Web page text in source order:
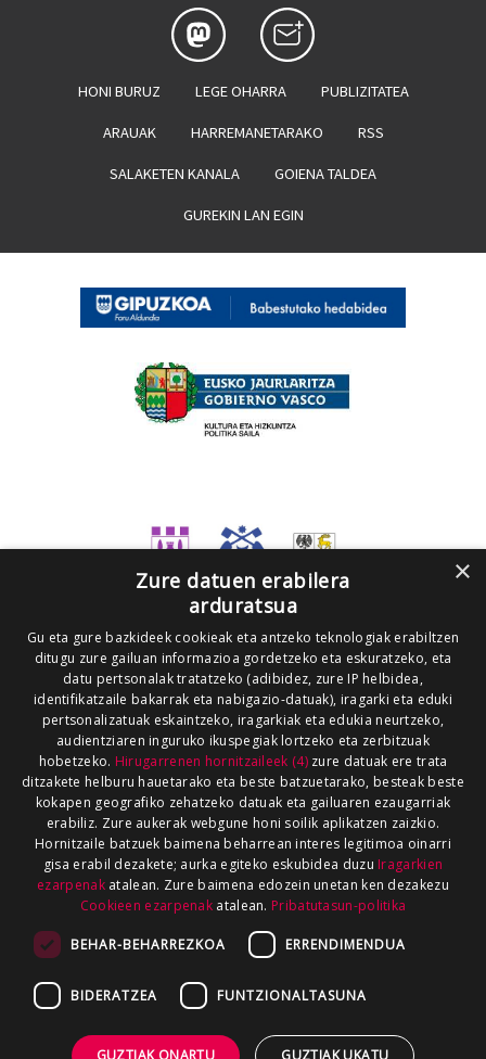
HONI BURUZ LEGE OHARRA PUBLIZITATEA
ARAUAK HARREMANETARAKO RSS
SALAKETEN KANALA GOIENA TALDEA
GUREKIN LAN EGIN
×
Zure datuen erabilera
arduratsua
Gu eta gure bazkideek cookieak eta antzeko teknologiak erabiltzen
ditugu zure gailuan informazioa gordetzeko eta eskuratzeko, eta
datu pertsonalak tratatzeko (adibidez, zure IP helbidea,
identifikatzaile bakarrak eta nabigazio-datuak), iragarki eta eduki
pertsonalizatuak eskaintzeko, iragarkiak eta edukia neurtzeko,
audientziaren inguruko ikuspegiak lortzeko eta zerbitzuak
hobetzeko. Hirugarrenen hornitzaileek (4)zure datuak ere trata
ditzakete helburu hauetarako eta beste batzuetarako, besteak beste
kokapen geografiko zehatzeko datuak eta gailuaren ezaugarriak
erabiliz. Zure aukerak webgune honi soilik aplikatzen zaizkio.
Hornitzaile batzuek baimena beharrean interes legitimoa oinarri
gisa erabil dezakete; aurka egiteko eskubidea duzu Iragarkien
ezarpenakatalean. Zure baimena edozein unetan ken dezakezu
Cookieen ezarpenak atalean. Pribatutasun-politika
BEHAR-BEHARREZKOA ERRENDIMENDUA
BIDERATZEA FUNTZIONALTASUNA
GUZTIAK ONARTU GUZTIAK UKATU